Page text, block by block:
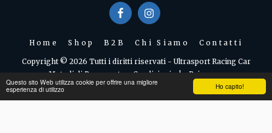
Ho capito!
Questo sito Web utilizza cookie per offrire una migliore
esperienza di utilizzo
Home Shop B2B Chi Siamo Contatti
Copyright © 2026 Tutti i diritti riservati - Ultrasport Racing Car
Metodi di Pagamento e Condizioni|Privacy